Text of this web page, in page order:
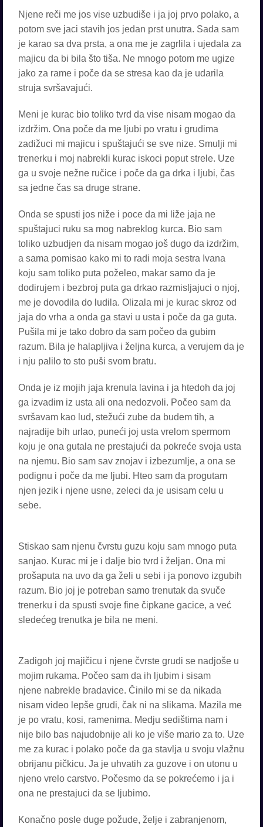
Njene reči me jos vise uzbudiše i ja joj prvo polako, a
potom sve jaci stavih jos jedan prst unutra. Sada sam
je karao sa dva prsta, a ona me je zagrlila i ujedala za
majicu da bi bila što tiša. Ne mnogo potom me ugize
jako za rame i poče da se stresa kao da je udarila
struja svršavajući.
Meni je kurac bio toliko tvrd da vise nisam mogao da
izdržim. Ona poče da me ljubi po vratu i grudima
zadižuci mi majicu i spuštajući se sve nize. Smulji mi
trenerku i moj nabrekli kurac iskoci poput strele. Uze
ga u svoje nežne ručice i poče da ga drka i ljubi, čas
sa jedne čas sa druge strane.
Onda se spusti jos niže i poce da mi liže jaja ne
spuštajuci ruku sa mog nabreklog kurca. Bio sam
toliko uzbudjen da nisam mogao još dugo da izdržim,
a sama pomisao kako mi to radi moja sestra Ivana
koju sam toliko puta poželeo, makar samo da je
dodirujem i bezbroj puta ga drkao razmisljajuci o njoj,
me je dovodila do ludila. Olizala mi je kurac skroz od
jaja do vrha a onda ga stavi u usta i poče da ga guta.
Pušila mi je tako dobro da sam počeo da gubim
razum. Bila je halapljiva i željna kurca, a verujem da je
i nju palilo to sto puši svom bratu.
Onda je iz mojih jaja krenula lavina i ja htedoh da joj
ga izvadim iz usta ali ona nedozvoli. Počeo sam da
svršavam kao lud, stežući zube da budem tih, a
najradije bih urlao, puneći joj usta vrelom spermom
koju je ona gutala ne prestajući da pokreće svoja usta
na njemu. Bio sam sav znojav i izbezumlje, a ona se
podignu i poče da me ljubi. Hteo sam da progutam
njen jezik i njene usne, zeleci da je usisam celu u
sebe.
Stiskao sam njenu čvrstu guzu koju sam mnogo puta
sanjao. Kurac mi je i dalje bio tvrd i željan. Ona mi
prošaputa na uvo da ga želi u sebi i ja ponovo izgubih
razum. Bio joj je potreban samo trenutak da svuče
trenerku i da spusti svoje fine čipkane gacice, a već
sledećeg trenutka je bila ne meni.
Zadigoh joj majičicu i njene čvrste grudi se nadjoše u
mojim rukama. Počeo sam da ih ljubim i sisam
njene nabrekle bradavice. Činilo mi se da nikada
nisam video lepše grudi, čak ni na slikama. Mazila me
je po vratu, kosi, ramenima. Medju sedištima nam i
nije bilo bas najudobnije ali ko je više mario za to. Uze
me za kurac i polako poče da ga stavlja u svoju vlažnu
obrijanu pičkicu. Ja je uhvatih za guzove i on utonu u
njeno vrelo carstvo. Počesmo da se pokrećemo i ja i
ona ne prestajuci da se ljubimo.
Konačno posle duge požude, želje i zabranjenom,